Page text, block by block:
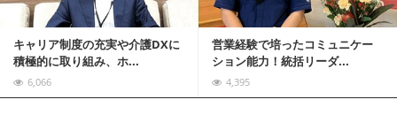
キャリア制度の充実や介護DXに
積極的に取り組み、ホ...
6,066
営業経験で培ったコミュニケー
ション能力！統括リーダ...
4,395